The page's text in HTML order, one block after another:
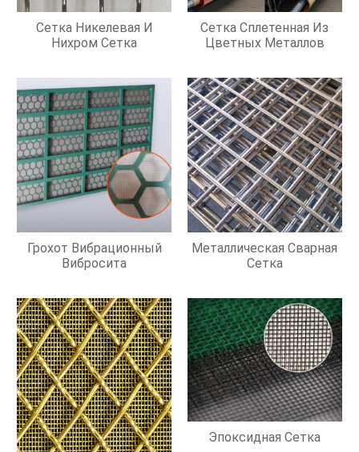
Сетка Никелевая И
Нихром Сетка
Сетка Сплетенная Из
Цветных Металлов
Грохот Вибрационный
Вибросита
Металлическая Сварная
Сетка
Эпоксидная Сетка